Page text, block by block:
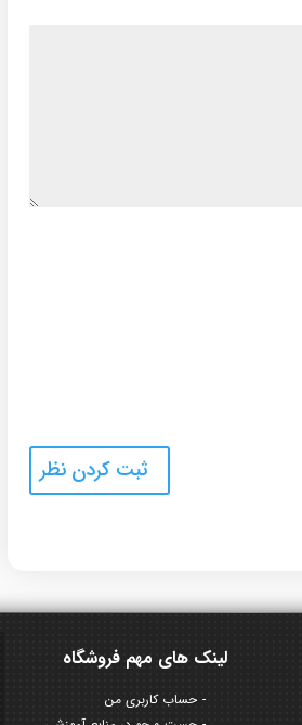
لینک های مهم فروشگاه
حساب کاربری من